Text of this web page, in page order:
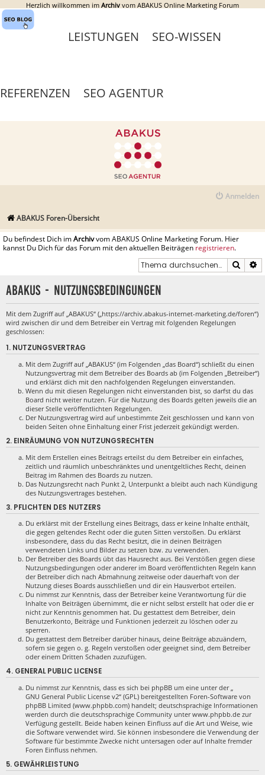
Herzlich willkommen im Archiv vom ABAKUS Online Marketing Forum
LEISTUNGEN SEO-WISSEN
REFERENZEN SEO AGENTUR
Anmelden
ABAKUS Foren-Übersicht
Du befindest Dich imArchivvom ABAKUS Online Marketing Forum. Hier
kannst Du Dich für das Forum mit den aktuellen Beiträgen registrieren.
Suche
ABAKUS - Nutzungsbedingungen
Mit dem Zugriff auf „ABAKUS“ („https://archiv.abakus-internet-marketing.de/foren“)
wird zwischen dir und dem Betreiber ein Vertrag mit folgenden Regelungen
geschlossen:
1. NUTZUNGSVERTRAG
Mit dem Zugriff auf „ABAKUS“ (im Folgenden „das Board“) schließt du einen
Nutzungsvertrag mit dem Betreiber des Boards ab (im Folgenden „Betreiber“)
und erklärst dich mit den nachfolgenden Regelungen einverstanden.
Wenn du mit diesen Regelungen nicht einverstanden bist, so darfst du das
Board nicht weiter nutzen. Für die Nutzung des Boards gelten jeweils die an
dieser Stelle veröffentlichten Regelungen.
Der Nutzungsvertrag wird auf unbestimmte Zeit geschlossen und kann von
beiden Seiten ohne Einhaltung einer Frist jederzeit gekündigt werden.
2. EINRÄUMUNG VON NUTZUNGSRECHTEN
Mit dem Erstellen eines Beitrags erteilst du dem Betreiber ein einfaches,
zeitlich und räumlich unbeschränktes und unentgeltliches Recht, deinen
Beitrag im Rahmen des Boards zu nutzen.
Das Nutzungsrecht nach Punkt 2, Unterpunkt a bleibt auch nach Kündigung
des Nutzungsvertrages bestehen.
3. PFLICHTEN DES NUTZERS
Du erklärst mit der Erstellung eines Beitrags, dass er keine Inhalte enthält,
die gegen geltendes Recht oder die guten Sitten verstoßen. Du erklärst
insbesondere, dass du das Recht besitzt, die in deinen Beiträgen
verwendeten Links und Bilder zu setzen bzw. zu verwenden.
Der Betreiber des Boards übt das Hausrecht aus. Bei Verstößen gegen diese
Nutzungsbedingungen oder anderer im Board veröffentlichten Regeln kann
der Betreiber dich nach Abmahnung zeitweise oder dauerhaft von der
Nutzung dieses Boards ausschließen und dir ein Hausverbot erteilen.
Du nimmst zur Kenntnis, dass der Betreiber keine Verantwortung für die
Inhalte von Beiträgen übernimmt, die er nicht selbst erstellt hat oder die er
nicht zur Kenntnis genommen hat. Du gestattest dem Betreiber, dein
Benutzerkonto, Beiträge und Funktionen jederzeit zu löschen oder zu
sperren.
Du gestattest dem Betreiber darüber hinaus, deine Beiträge abzuändern,
sofern sie gegen o. g. Regeln verstoßen oder geeignet sind, dem Betreiber
oder einem Dritten Schaden zuzufügen.
4. GENERAL PUBLIC LICENSE
Du nimmst zur Kenntnis, dass es sich bei phpBB um eine unter der „
GNU General Public License v2“ (GPL) bereitgestellten Foren-Software von
phpBB Limited (www.phpbb.com) handelt; deutschsprachige Informationen
werden durch die deutschsprachige Community unter www.phpbb.de zur
Verfügung gestellt. Beide haben keinen Einfluss auf die Art und Weise, wie
die Software verwendet wird. Sie können insbesondere die Verwendung der
Software für bestimmte Zwecke nicht untersagen oder auf Inhalte fremder
Foren Einfluss nehmen.
5. GEWÄHRLEISTUNG